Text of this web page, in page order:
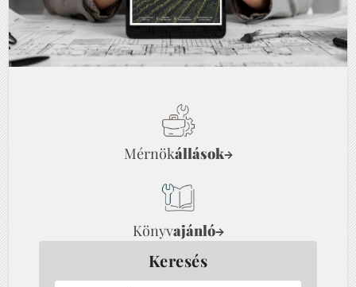
Mérnökállások→
Könyvajánló→
Keresés